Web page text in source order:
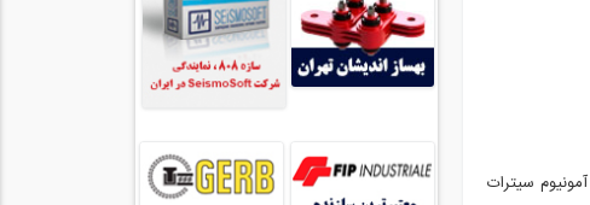
سیترات